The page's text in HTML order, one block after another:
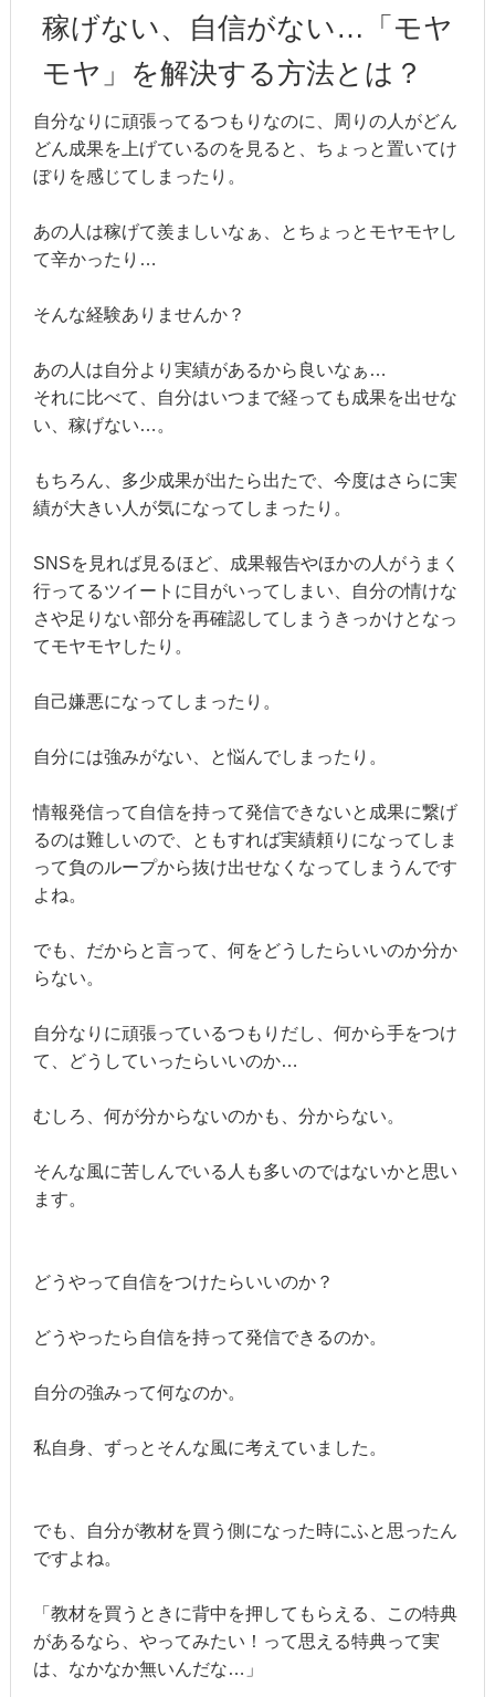
稼げない、自信がない…「モヤ
モヤ」を解決する方法とは？
自分なりに頑張ってるつもりなのに、周りの人がどん
どん成果を上げているのを見ると、ちょっと置いてけ
ぼりを感じてしまったり。
あの人は稼げて羨ましいなぁ、とちょっとモヤモヤし
て辛かったり…
そんな経験ありませんか？
あの人は自分より実績があるから良いなぁ…
それに比べて、自分はいつまで経っても成果を出せな
い、稼げない…。
もちろん、多少成果が出たら出たで、今度はさらに実
績が大きい人が気になってしまったり。
SNSを見れば見るほど、成果報告やほかの人がうまく
行ってるツイートに目がいってしまい、自分の情けな
さや足りない部分を再確認してしまうきっかけとなっ
てモヤモヤしたり。
自己嫌悪になってしまったり。
自分には強みがない、と悩んでしまったり。
情報発信って自信を持って発信できないと成果に繋げ
るのは難しいので、ともすれば実績頼りになってしま
って負のループから抜け出せなくなってしまうんです
よね。
でも、だからと言って、何をどうしたらいいのか分か
らない。
自分なりに頑張っているつもりだし、何から手をつけ
て、どうしていったらいいのか…
むしろ、何が分からないのかも、分からない。
そんな風に苦しんでいる人も多いのではないかと思い
ます。
どうやって自信をつけたらいいのか？
どうやったら自信を持って発信できるのか。
自分の強みって何なのか。
私自身、ずっとそんな風に考えていました。
でも、自分が教材を買う側になった時にふと思ったん
ですよね。
「教材を買うときに背中を押してもらえる、この特典
があるなら、やってみたい！って思える特典って実
は、なかなか無いんだな…」